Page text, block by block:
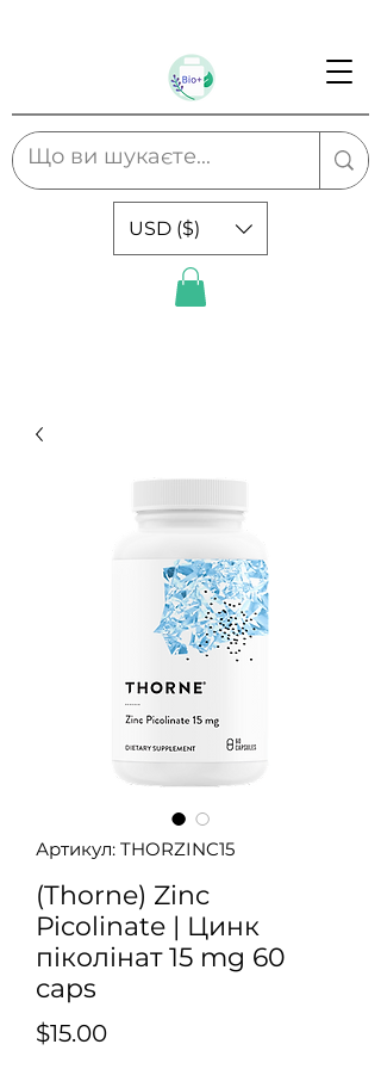
USD ($)
Артикул: THORZINC15
(Thorne) Zinc
Picolinate | Цинк
піколінат 15 mg 60
caps
$15.00Ціна